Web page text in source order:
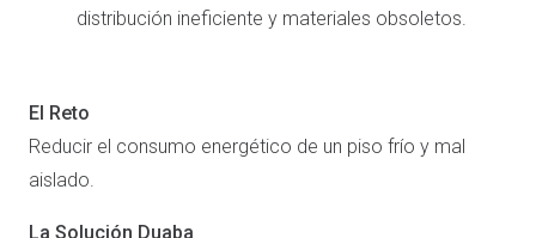
distribución ineficiente y materiales obsoletos.
El Reto
Reducir el consumo energético de un piso frío y mal
aislado.
La Solución Duaba